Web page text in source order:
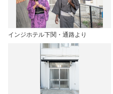
インジホテル下関・通路より